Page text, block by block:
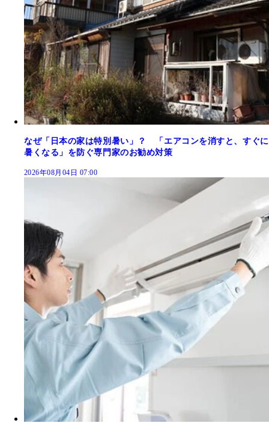
なぜ「日本の家は特別暑い」？ 「エアコンを消すと、すぐに
暑くなる」を防ぐ専門家のお勧め対策
2026年08月04日 07:00